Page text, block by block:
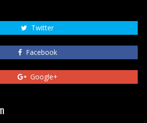
Twitter
Facebook
Google+